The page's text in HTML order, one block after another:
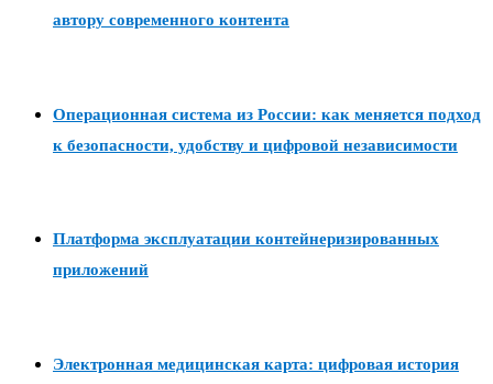
автору современного контента
Операционная система из России: как меняется подход
к безопасности, удобству и цифровой независимости
Платформа эксплуатации контейнеризированных
приложений
Электронная медицинская карта: цифровая история